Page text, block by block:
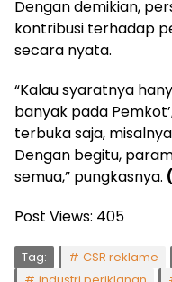
Dengan demikian,
kontribusi terhadap
secara nyata.
“Kalau syaratnya
banyak pada
terbuka saja,
Dengan begitu,
semua,” pungkasnya.
Post Views: 405
Tag: CSR reklame